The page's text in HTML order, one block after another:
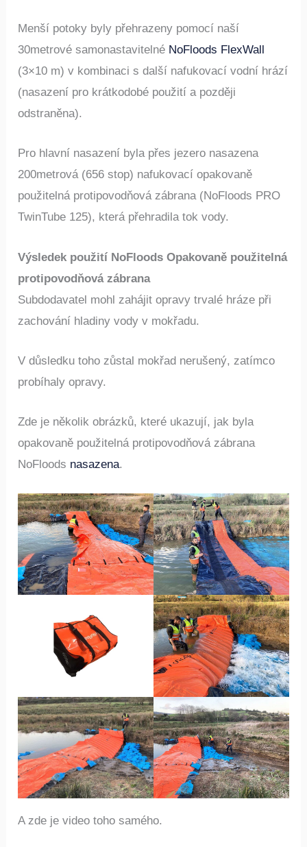
Menší potoky byly přehrazeny pomocí naší
30metrové samonastavitelné NoFloods FlexWall
(3×10 m) v kombinaci s další nafukovací vodní hrází
(nasazení pro krátkodobé použití a později
odstraněna).
Pro hlavní nasazení byla přes jezero nasazena
200metrová (656 stop) nafukovací opakovaně
použitelná protipovodňová zábrana (NoFloods PRO
TwinTube 125), která přehradila tok vody.
Výsledek použití NoFloods Opakovaně použitelná
protipovodňová zábrana
Subdodavatel mohl zahájit opravy trvalé hráze při
zachování hladiny vody v mokřadu.
V důsledku toho zůstal mokřad nerušený, zatímco
probíhaly opravy.
Zde je několik obrázků, které ukazují, jak byla
opakovaně použitelná protipovodňová zábrana
NoFloods nasazena.
A zde je video toho samého.